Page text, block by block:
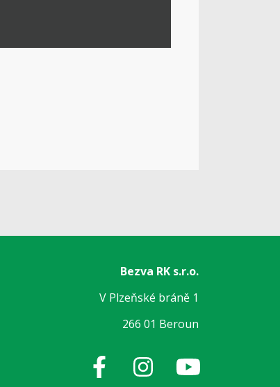
Bezva RK s.r.o.
V Plzeňské bráně 1
266 01 Beroun